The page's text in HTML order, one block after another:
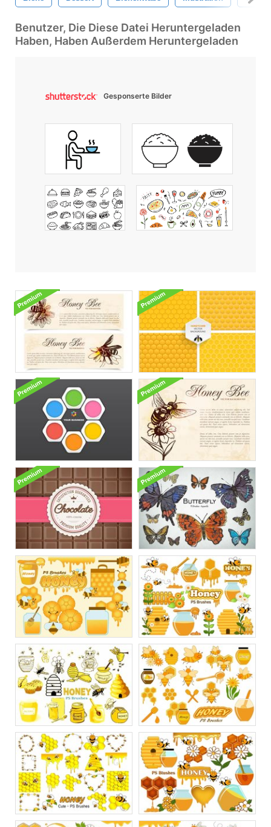
Benutzer, Die Diese Datei Heruntergeladen
Haben, Haben Außerdem Heruntergeladen
Gesponserte Bilder